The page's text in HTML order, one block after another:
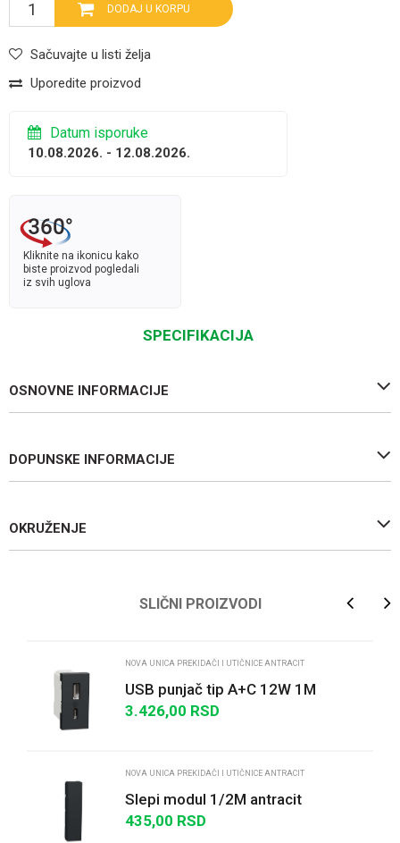
DODAJ U KORPU
Sačuvajte u listi želja
Uporedite proizvod
Datum isporuke
10.08.2026. - 12.08.2026.
Kliknite na ikonicu kako
biste proizvod pogledali
iz svih uglova
SPECIFIKACIJA
OSNOVNE INFORMACIJE
DOPUNSKE INFORMACIJE
OKRUŽENJE
SLIČNI PROIZVODI
NOVA UNICA PREKIDAČI I UTIČNICE ANTRACIT
USB punjač tip A+C 12W 1M
antracit
3.426,00 RSD
NOVA UNICA PREKIDAČI I UTIČNICE ANTRACIT
Slepi modul 1/2M antracit
435,00 RSD